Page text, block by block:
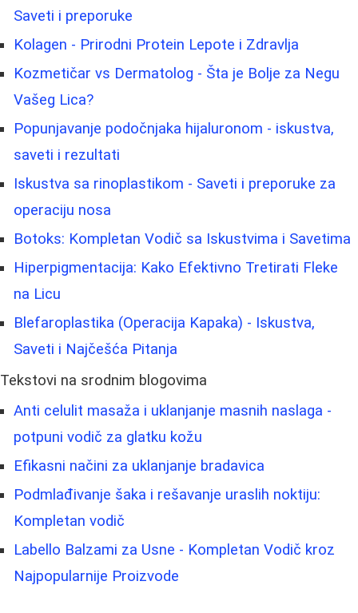
Saveti i preporuke
Kolagen - Prirodni Protein Lepote i Zdravlja
Kozmetičar vs Dermatolog - Šta je Bolje za Negu
Vašeg Lica?
Popunjavanje podočnjaka hijaluronom - iskustva,
saveti i rezultati
Iskustva sa rinoplastikom - Saveti i preporuke za
operaciju nosa
Botoks: Kompletan Vodič sa Iskustvima i Savetima
Hiperpigmentacija: Kako Efektivno Tretirati Fleke
na Licu
Blefaroplastika (Operacija Kapaka) - Iskustva,
Saveti i Najčešća Pitanja
Tekstovi na srodnim blogovima
Anti celulit masaža i uklanjanje masnih naslaga -
potpuni vodič za glatku kožu
Efikasni načini za uklanjanje bradavica
Podmlađivanje šaka i rešavanje uraslih noktiju:
Kompletan vodič
Labello Balzami za Usne - Kompletan Vodič kroz
Najpopularnije Proizvode